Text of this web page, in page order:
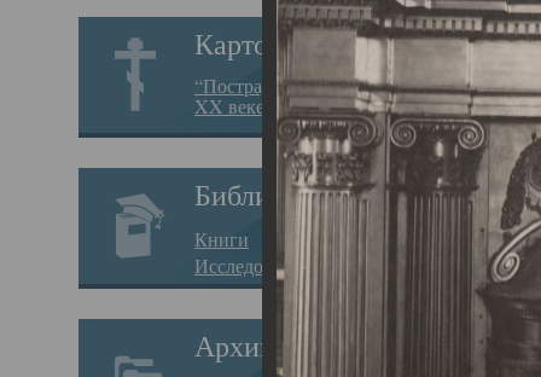
Картотека
“Пострадавшие за веру в
XX веке на Севере”
Библиотека
Книги
Исследования
Архив